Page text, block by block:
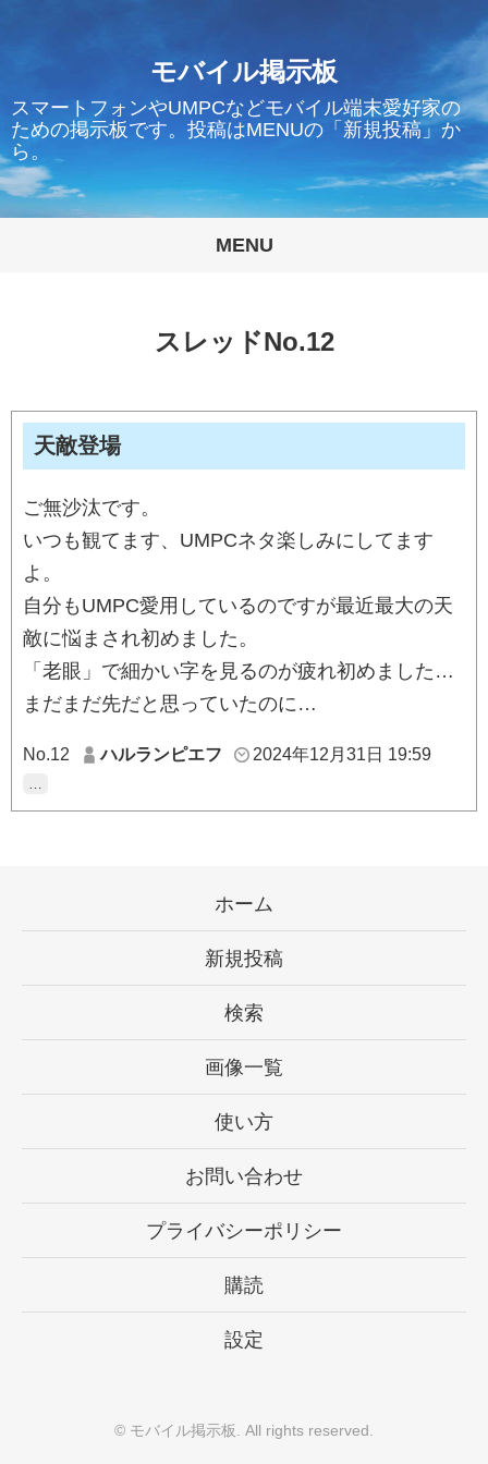
モバイル掲示板
スマートフォンやUMPCなどモバイル端末愛好家の
ための掲示板です。投稿はMENUの「新規投稿」か
ら。
MENU
スレッドNo.12
天敵登場
ご無沙汰です。
いつも観てます、UMPCネタ楽しみにしてます
よ。
自分もUMPC愛用しているのですが最近最大の天
敵に悩まされ初めました。
「老眼」で細かい字を見るのが疲れ初めました…
まだまだ先だと思っていたのに…
No.12 ハルランピエフ 2024年12月31日 19:59
…
ホーム
新規投稿
検索
画像一覧
使い方
お問い合わせ
プライバシーポリシー
購読
設定
© モバイル掲示板 . All rights reserved.